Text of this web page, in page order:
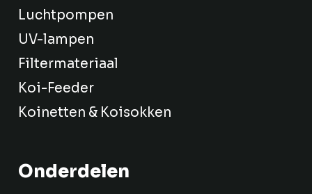
Luchtpompen
UV-lampen
Filtermateriaal
Koi-Feeder
Koinetten & Koisokken
Onderdelen